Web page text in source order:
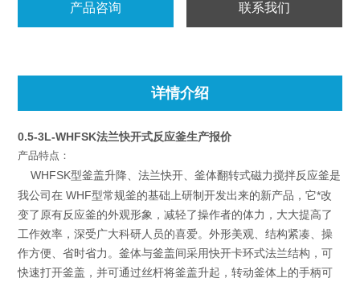
产品咨询 联系我们
详情介绍
0.5-3L-WHFSK法兰快开式反应釜生产报价
产品特点：
WHFSK型釜盖升降、法兰快开、釜体翻转式磁力搅拌反应釜是
我公司在 WHF型常规釜的基础上研制开发出来的新产品，它*改
变了原有反应釜的外观形象，减轻了操作者的体力，大大提高了
工作效率，深受广大科研人员的喜爱。外形美观、结构紧凑、操
作方便、省时省力。釜体与釜盖间采用快开卡环式法兰结构，可
快速打开釜盖，并可通过丝杆将釜盖升起，转动釜体上的手柄可